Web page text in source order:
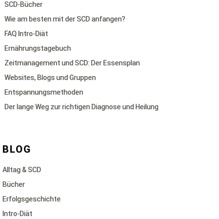
SCD-Bücher
Wie am besten mit der SCD anfangen?
FAQ Intro-Diät
Ernährungstagebuch
Zeitmanagement und SCD: Der Essensplan
Websites, Blogs und Gruppen
Entspannungsmethoden
Der lange Weg zur richtigen Diagnose und Heilung
BLOG
Alltag & SCD
Bücher
Erfolgsgeschichte
Intro-Diät